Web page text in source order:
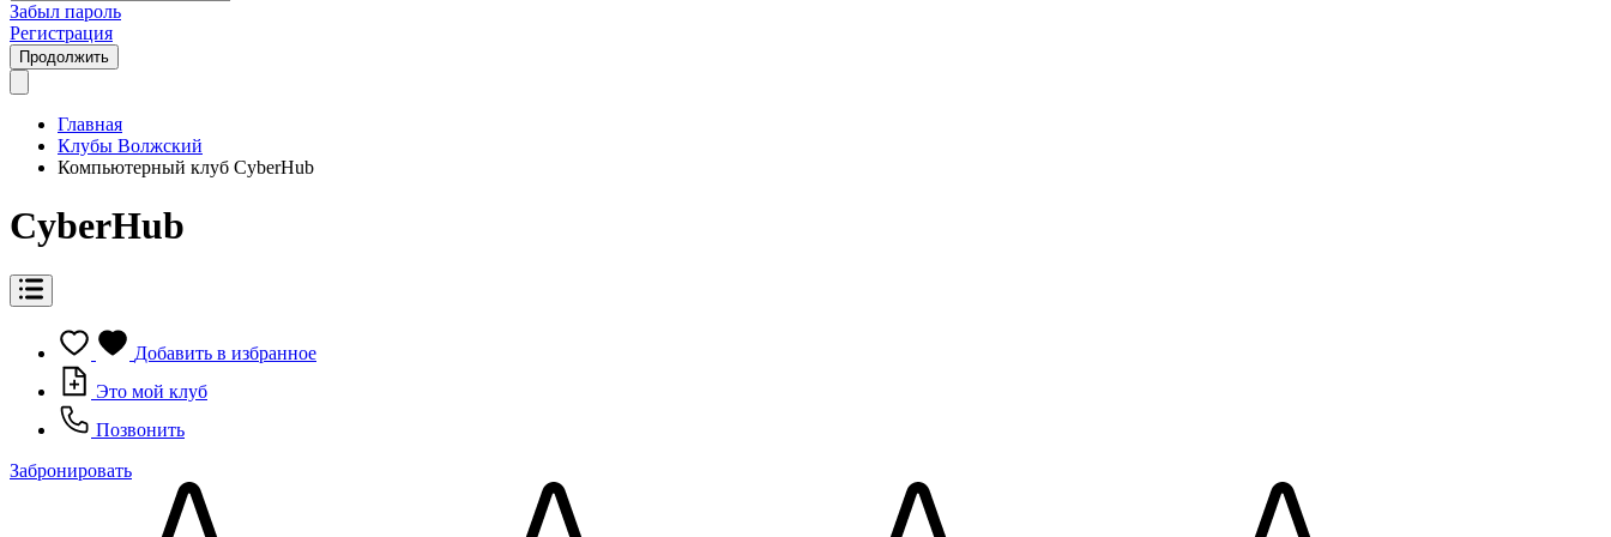
Забыл пароль
Регистрация
Продолжить
Главная
Клубы Волжский
Компьютерный клуб CyberHub
CyberHub
Добавить в избранное
Это мой клуб
Позвонить
Забронировать